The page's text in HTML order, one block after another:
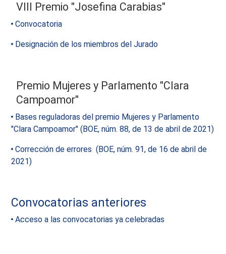
VIII Premio "Josefina Carabias"
Convocatoria
Designación de los miembros del Jurado
Premio Mujeres y Parlamento "Clara
Campoamor"
Bases reguladoras del premio Mujeres y Parlamento
"Clara Campoamor" (BOE, núm. 88, de 13 de abril de 2021)
Corrección de errores (BOE, núm. 91, de 16 de abril de
2021)
Convocatorias anteriores
Acceso a las convocatorias ya celebradas